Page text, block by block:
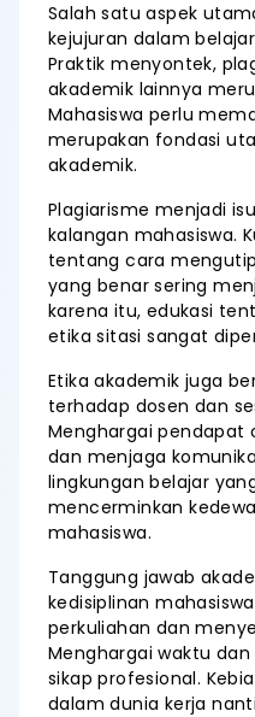
Salah satu aspek
kejujuran dalam
Praktik menyontek,
akademik lainnya
Mahasiswa perlu
merupakan fondasi
akademik.
Plagiarisme menjadi
kalangan mahasiswa.
tentang cara
yang benar sering
karena itu, edukasi
etika sitasi sangat
Etika akademik juga
terhadap dosen dan
Menghargai pendapat
dan menjaga
lingkungan belajar
mencerminkan
mahasiswa.
Tanggung jawab
kedisiplinan
perkuliahan dan
Menghargai waktu
sikap profesional.
dalam dunia kerja